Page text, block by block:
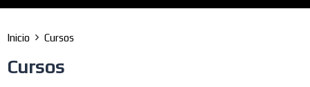
Inicio Cursos
Cursos